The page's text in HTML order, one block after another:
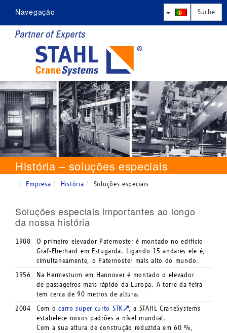
Navegação
Empresa
Produtos
Competência
Assistência
Contacto
História – soluções especiais
Empresa História Soluções especiais
Soluções especiais importantes ao longo
da nossa história
1908
O primeiro elevador Paternoster é montado no edifício
Graf-Eberhard em Estugarda. Ligando 15 andares ele é,
simultaneamente, o Paternoster mais alto do mundo.
1956
Na Hermesturm em Hannover é montado o elevador
de passageiros mais rápido da Europa. A torre da feira
tem cerca de 90 metros de altura.
2004
Com ocarro super curto STK
, a STAHL CraneSystems
estabelece novos padrões a nível mundial.
Com a sua altura de construção reduzida em 60 %,